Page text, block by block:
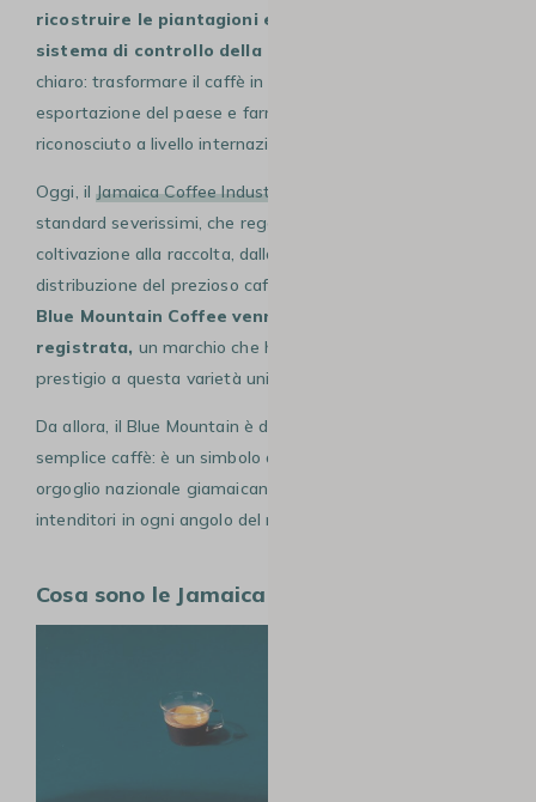
ricostruire le piantagioni e introdurre un rigoroso
sistema di controllo della qualità.
chiaro: trasformare il caffè in una delle principali risorse di
esportazione del paese e farne un prodotto di eccellenza
riconosciuto a livello internazionale.
Oggi, ilJamaica Coffee Industry Board
standard severissimi, che regolano ogni fase: dalla
coltivazione alla raccolta, dalla lavorazione fino alla
distribuzione del prezioso caffè.
Blue Mountain Coffee venne ufficialmente
registrata, un marchio che ha dato nuova forza e
prestigio a questa varietà unica.
Da allora, il Blue Mountain è diventato molto più di un
semplice caffè: è un simbolo di tradizione, qualità e
orgoglio nazionale giamaicano, capace di conquistare
intenditori in ogni angolo del mondo.
Cosa sono le Jamaica Blue Mountains?